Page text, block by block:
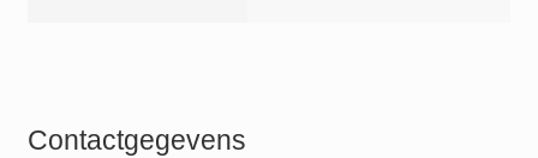
Contactgegevens